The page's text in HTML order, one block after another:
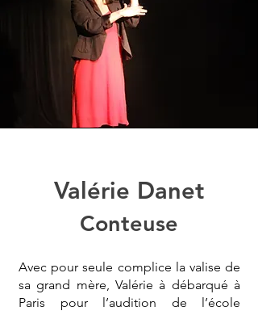
Valérie Danet
Conteuse
Avec pour seule complice la valise de
sa grand mère, Valérie à débarqué à
Paris pour l’audition de l’école